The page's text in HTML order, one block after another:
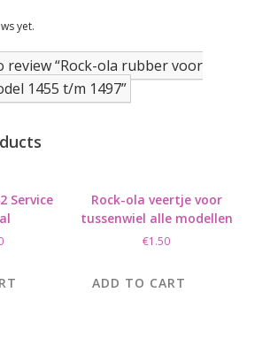
yet.
review “Rock-ola rubber voor
1455 t/m 1497”
Service
Rock-ola veertje voor
tussenwiel alle modellen
€1.50
ADD TO CART